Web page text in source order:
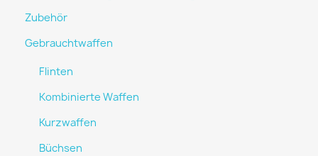
Zubehör
Gebrauchtwaffen
Flinten
Kombinierte Waffen
Kurzwaffen
Büchsen